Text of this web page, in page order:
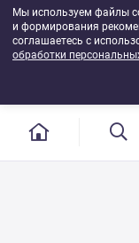
Мы используем файлы
и формирования
соглашаетесь с
обработки